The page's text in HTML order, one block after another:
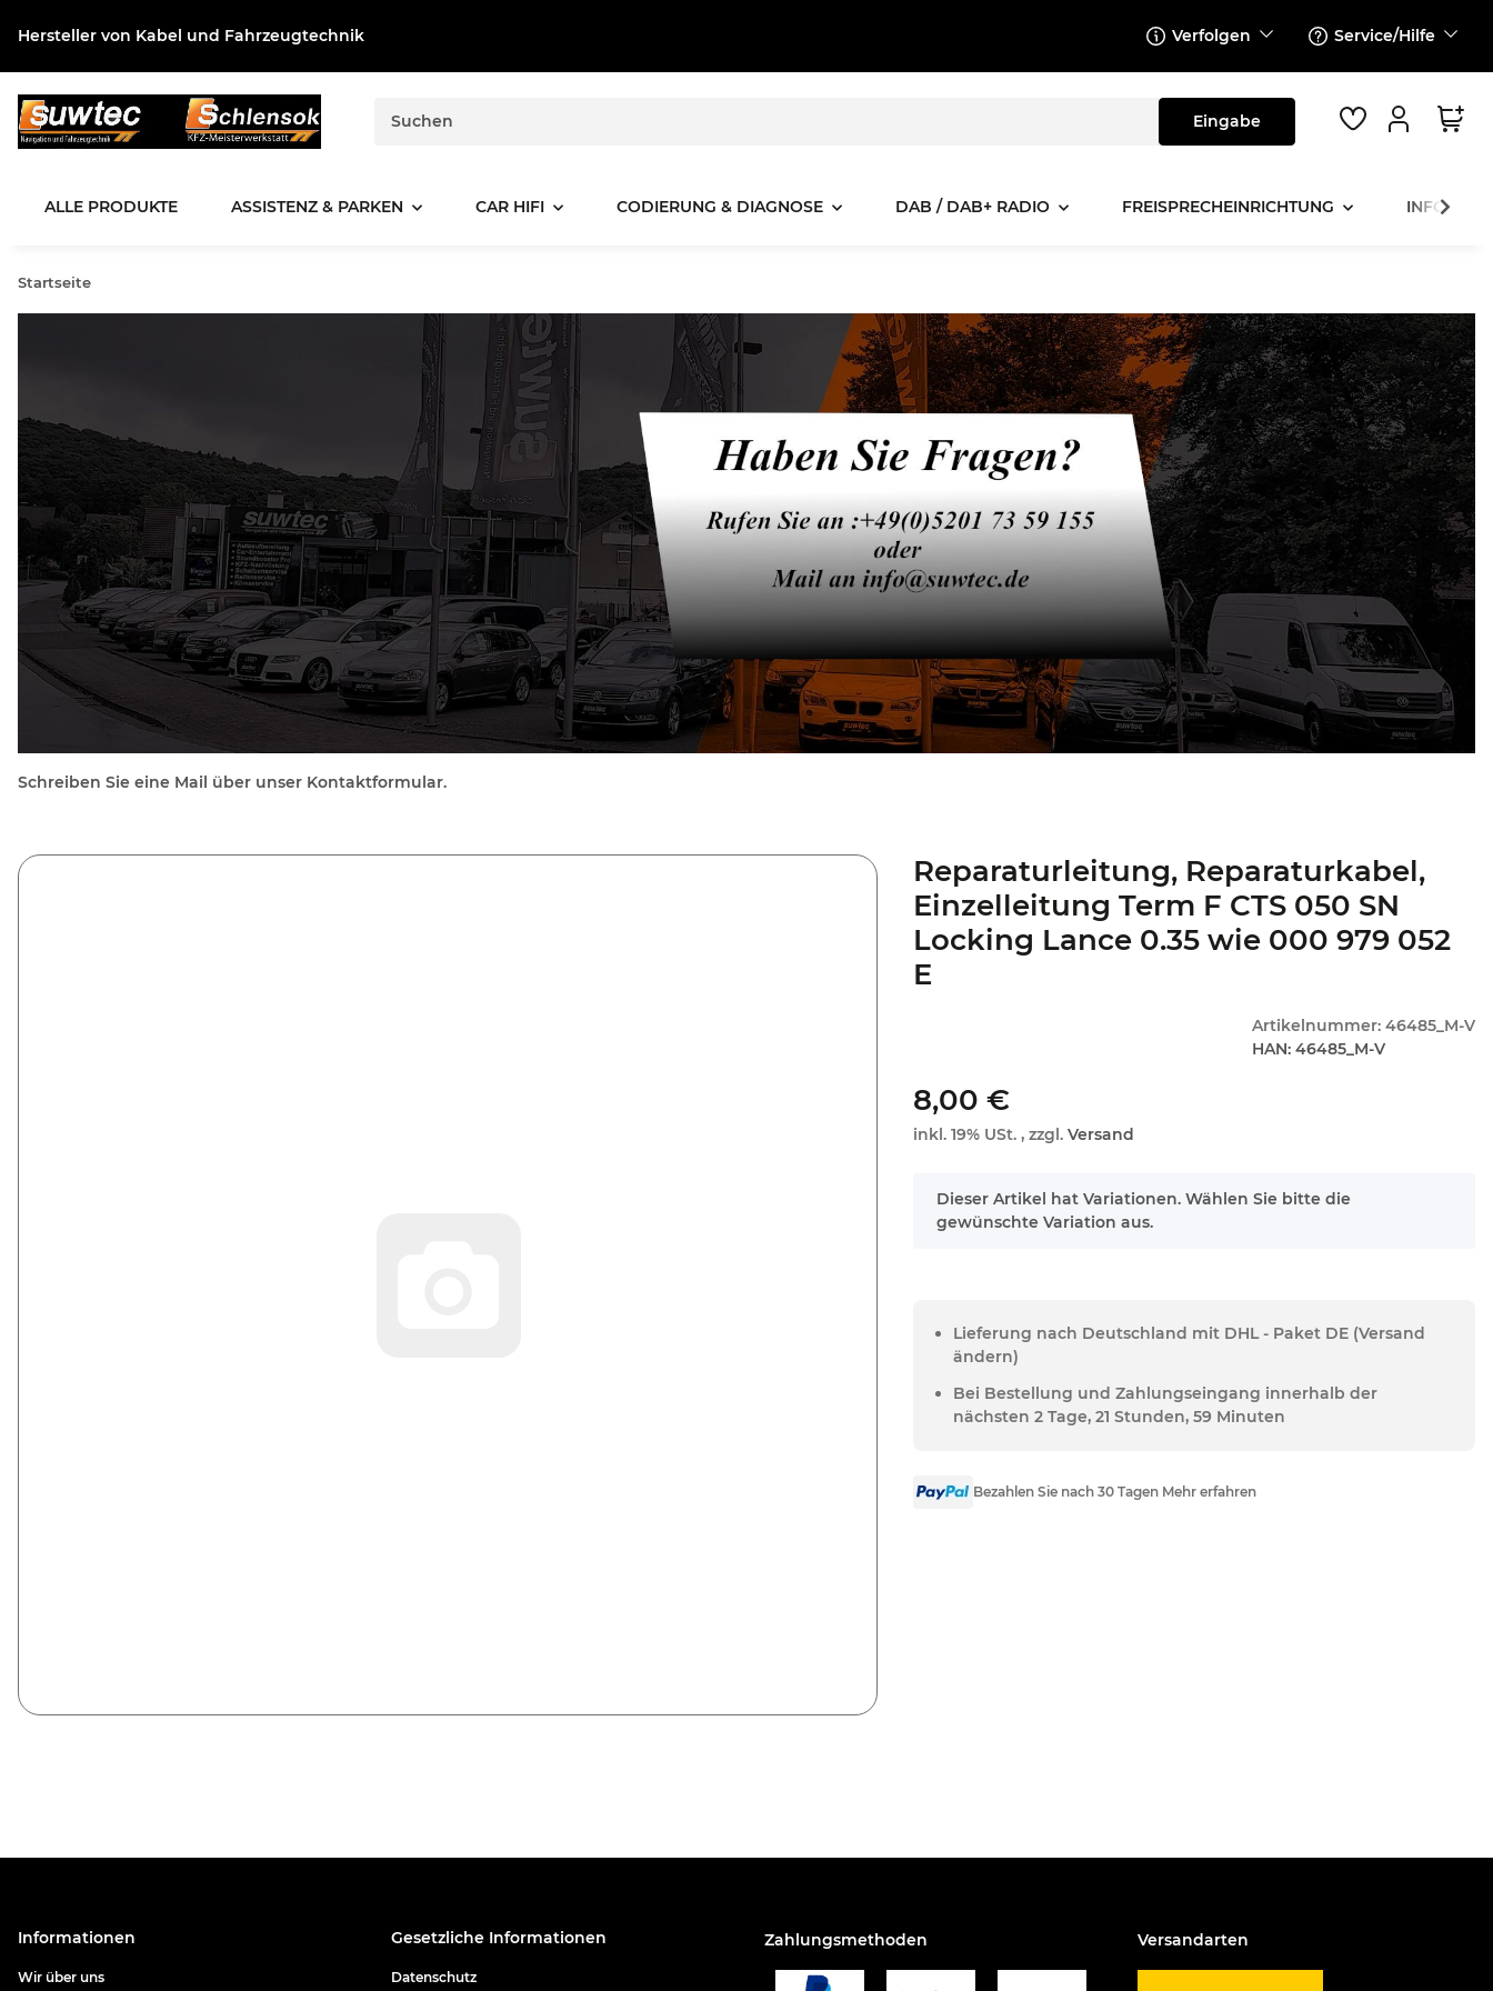
Hersteller von Kabel und Fahrzeugtechnik Verfolgen Service/Hilfe
ALLE PRODUKTE ASSISTENZ & PARKEN CAR HIFI CODIERUNG & DIAGNOSE DAB / DAB+ RADIO FREISPRECHEINRICHTUNG
Startseite
Schreiben Sie eine Mail über unser Kontaktformular.
Reparaturleitung, Reparaturkabel,
Einzelleitung Term F CTS 050 SN
Locking Lance 0.35 wie 000 979 052
E
Artikelnummer: 46485_M-V
HAN: 46485_M-V
8,00 €
inkl. 19% USt. , zzgl.Versand
x
Dieser Artikel hat Variationen. Wählen Sie bitte die
gewünschte Variation aus.
Lieferung nach Deutschland mit DHL - Paket DE (Versand
ändern)
Bei Bestellung und Zahlungseingang innerhalb der
nächsten 2 Tage, 21 Stunden, 59 Minuten
Bezahlen Sie nach 30 Tagen Mehr erfahren
Informationen
Wir über uns
Gesetzliche Informationen
Datenschutz
Zahlungsmethoden Versandarten